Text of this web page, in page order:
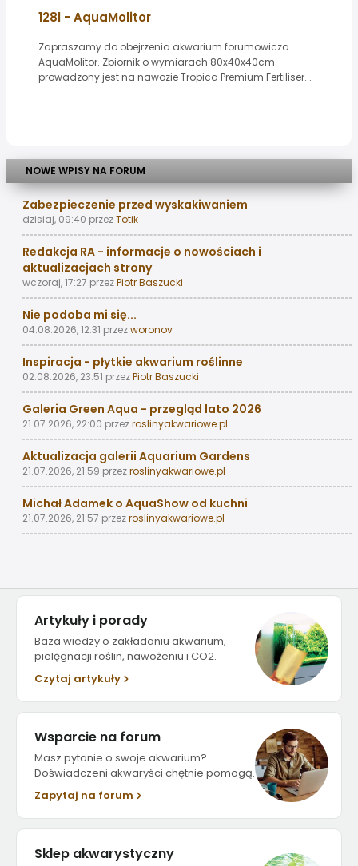
128l - AquaMolitor
Zapraszamy do obejrzenia akwarium forumowicza
AquaMolitor. Zbiornik o wymiarach 80x40x40cm
prowadzony jest na nawozie Tropica Premium Fertiliser...
NOWE WPISY NA FORUM
Zabezpieczenie przed wyskakiwaniem
dzisiaj, 09:40 przezTotik
Redakcja RA - informacje o nowościach i
aktualizacjach strony
wczoraj, 17:27 przezPiotr Baszucki
Nie podoba mi się...
04.08.2026, 12:31 przezworonov
Inspiracja - płytkie akwarium roślinne
02.08.2026, 23:51 przezPiotr Baszucki
Galeria Green Aqua - przegląd lato 2026
21.07.2026, 22:00 przezroslinyakwariowe.pl
Aktualizacja galerii Aquarium Gardens
21.07.2026, 21:59 przezroslinyakwariowe.pl
Michał Adamek o AquaShow od kuchni
21.07.2026, 21:57 przezroslinyakwariowe.pl
Artykuły i porady
Baza wiedzy o zakładaniu akwarium,
pielęgnacji roślin, nawożeniu i CO2.
Czytaj artykuły
Wsparcie na forum
Masz pytanie o swoje akwarium?
Doświadczeni akwaryści chętnie pomogą.
Zapytaj na forum
Sklep akwarystyczny